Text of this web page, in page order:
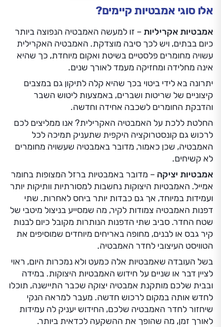
אלו סוגי אמבטיות קיימים?
אמבטיות אקריליות – זו למעשה האמבטיה הנפוצה ביותר
כיום בבתים, ויש לכך סיבה מוצדקת. האמבטיה האקרילית
עשויה מחומרים פלסטיים בשיטת ואקום מיוחדת, כך שהיא
אינה מחלידה ומחזיקה מעמד לאורך שנים.
יתרונה בא לידי ביטוי בכך שהיא קלה לתיקון גם במצבים
קיצוניים של שריטות ושברים, באמצעות ליטוש השבר
והדבקת החומרים לשכבה אחידה וחדשה.
החלטת ללכת על האמבטיה האקרילית? אנו ממליצים לכם
לרכוש גם קונסטרוקציה היקפית שתעניק תמיכה לכל
האמבטיה, שכן כאמור, מדובר באמבטיה שעשויה מחומרים
לא קשיחים.
אמבטיות יציקה – מדובר באמבטיות ברזל המצופות בחומר
אמייל. האמבטיות היצוקות נחשבות למסורתיות וותיקות יותר
ועמידות במיוחד, אך גם כבדות יותר ביחס לאחרות. שתי
דפנות האמבטיה צמודות לקיר, מה שמסייע בניצול מיטבי של
שטח החדר. סביב שתי הדפנות הנותרות מקובל כיום לבנות
קיר גבס או לבנים, מחופה באריחים מיוחדים שמוסיפים את
הטוויסט העיצובי לחדר האמבטיה.
בשל העובדה שאמבטיות אלה כמעט ולא נמכרות היום, ראוי
לציין דבר או שניים על חידוש האמבטיות היצוקות. במידה
ובבית שלכם מותקנת אמבטיה יצוקה שכבר התיישנה, תוכלו
לחדש אותה במקום לרכוש חדשה. מעבר למראה הנקי
שיחזור לחדר האמבטיה שלכם, החידוש יעניק לה עמידות
לאורך זמן, מה שהופך את ההשקעה לכדאית ביותר.